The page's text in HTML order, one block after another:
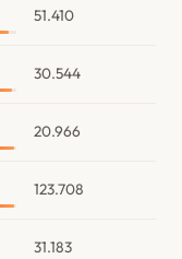
51.410
30.544
20.966
123.708
31.183